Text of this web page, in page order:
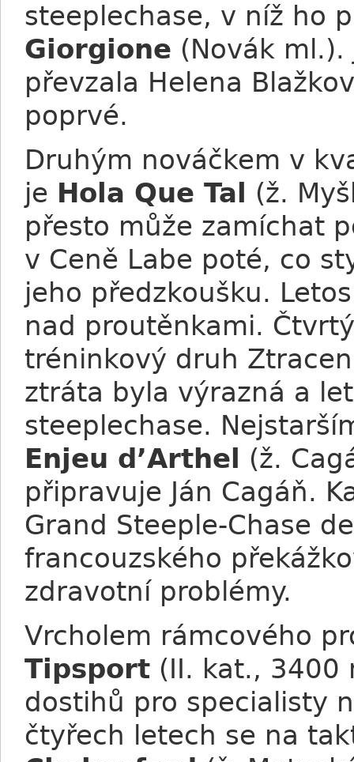
steeplechase, v níž ho
Giorgione (Novák
převzala Helena
poprvé.
Druhým nováčkem v
je Hola Que Tal
(ž.
přesto může zamíchat
v Ceně Labe poté, co
jeho předzkoušku.
nad proutěnkami.
tréninkový druh
ztráta byla výrazná a
steeplechase.
Enjeu d’Arthel
(ž.
připravuje Ján Cagáň.
Grand Steeple-Chase
francouzského
zdravotní problémy.
Vrcholem rámcového
Tipsport (II. kat., 3400
dostihů pro specialisty
čtyřech letech se na